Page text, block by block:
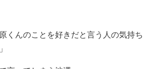
んのことを好きだと言う人の気持ち